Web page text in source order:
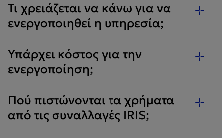
Τι χρειάζεται να κάνω για να
ενεργοποιηθεί η υπηρεσία;
Υπάρχει κόστος για την
ενεργοποίηση;
Πού πιστώνονται τα χρήματα
από τις συναλλαγές IRIS;